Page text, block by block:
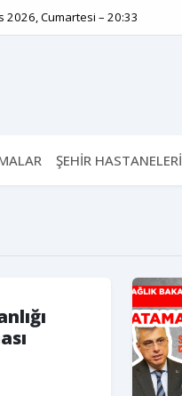
2026, Cumartesi – 20:33
ŞEHİR HASTANELERİ